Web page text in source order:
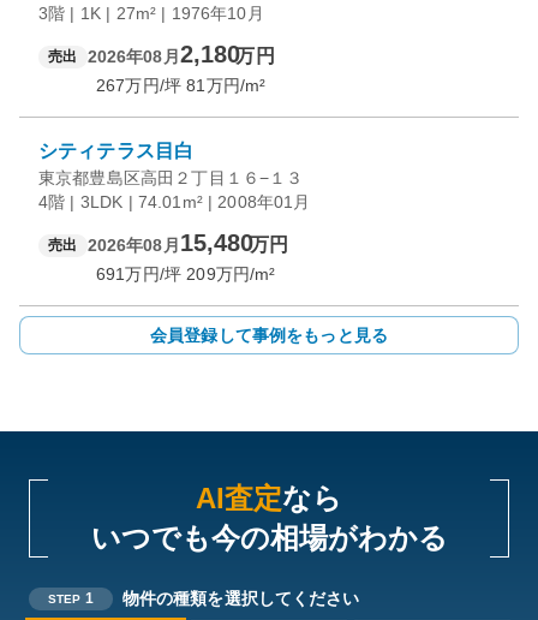
3階 | 1K | 27m² | 1976年10月
売出 2026年08月 2,180万円
267万円/坪 81 万円/m²
シティテラス目白
東京都豊島区高田２丁目１６−１３
4階 | 3LDK | 74.01m² | 2008年01月
売出 2026年08月 15,480万円
691万円/坪 209万円/m²
会員登録して事例をもっと見る
AI査定なら
いつでも今の相場がわかる
STEP 1 物件の種類を選択してください